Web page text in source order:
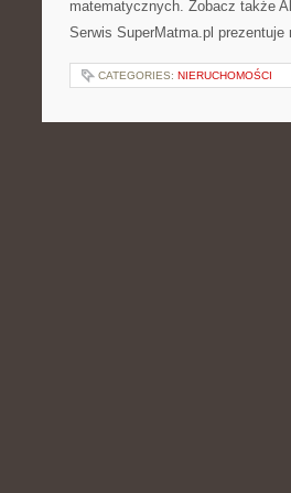
matematycznych. Zobacz także
Serwis SuperMatma.pl
CATEGORIES: NIERUCHOMOŚCI